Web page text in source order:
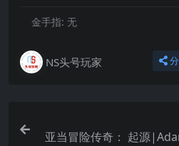
金手指: 无
NS头号玩家
亚当冒险传奇： 起源